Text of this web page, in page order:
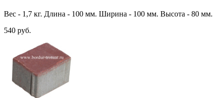
Вес - 1,7 кг. Длина - 100 мм. Ширина - 100 мм. Высота - 80 мм.
540 руб.